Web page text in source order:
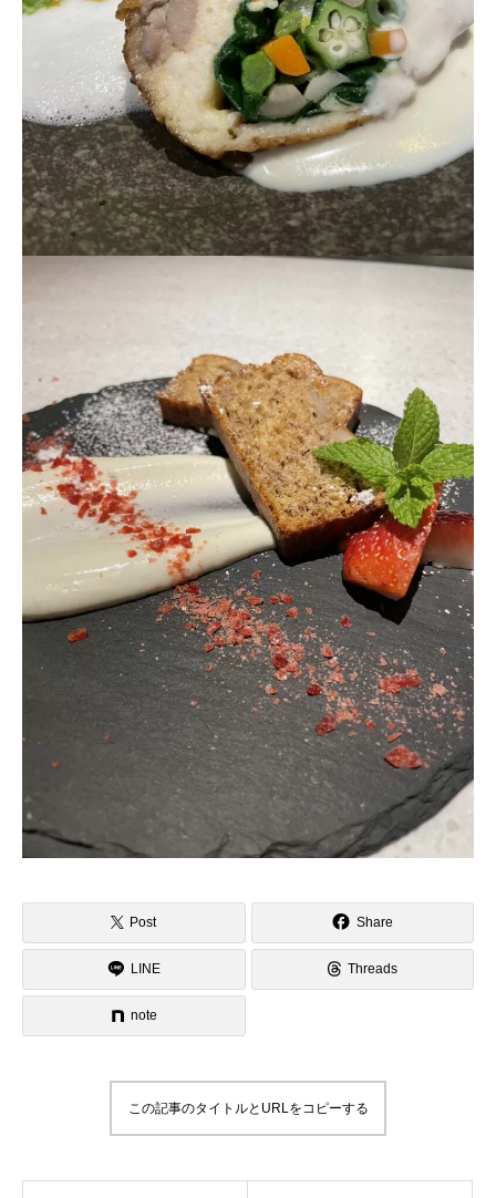
Post Share
LINE Threads
note
この記事のタイトルとURLをコピーする